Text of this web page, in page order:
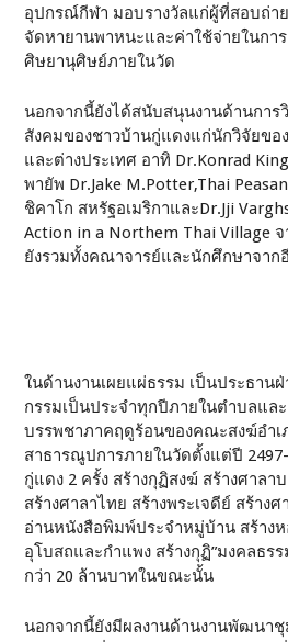
อุปกรณ์กีฬา มอบรางวัลแก่ผู้ที่สอบถ่า
จัดหายานพาหนะและค่าใช้จ่ายในกา
ศิษยานุศิษย์ภายในวัด
นอกจากนี้ยังได้สนับสนุนงานด้านการ
สังคมของชาวบ้านกู่แดงแก่นักวิจัยขอ
และต่างประเทศ อาทิ Dr.Konrad
พายัพ Dr.Jake M.Potter,Thai
ชิคาโก สหรัฐอเมริกาและDr.Jji
Action in a Northem Thai Village จ
ยังรวมทั้งคณาจารย์และนักศึกษาจาก
ในด้านงานเผยแผ่ธรรม เป็นประธาน
กรรมเป็นประจำทุกปีภายในตำบลแล
บรรพชาภาคฤดูร้อนของคณะสงฆ์อำเ
สาธารณูปการภายในวัดตั้งแต่ปี
กู่แดง 2 ครั้ง สร้างกุฏิสงฆ์ สร้างศาลา
สร้างศาลาไทย สร้างพระเจดีย์ สร้าง
อ่านหนังสือพิมพ์ประจำหมู่บ้าน สร้าง
อุโบสถและกำแพง สร้างกุฏิ”มงคลธร
กว่า 20 ล้านบาทในขณะนั้น
นอกจากนี้ยังมีผลงานด้านงานพัฒนา